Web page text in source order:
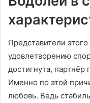
Представители
удовлетворению
достигнута,
Именно по этой
любовь. Ведь